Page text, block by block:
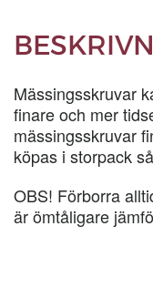
Mässingsskruvar
finare och mer
mässingsskruvar
köpas i storpack
OBS! Förborra
är ömtåligare